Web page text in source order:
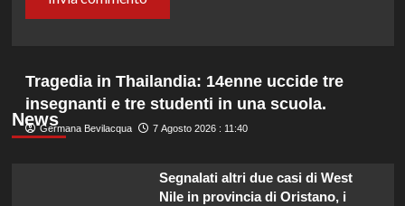
News
Tragedia in Thailandia: 14enne uccide tre
insegnanti e tre studenti in una scuola.
Germana Bevilacqua 7 Agosto 2026 : 11:40
Segnalati altri due casi di West
Nile in provincia di Oristano, i